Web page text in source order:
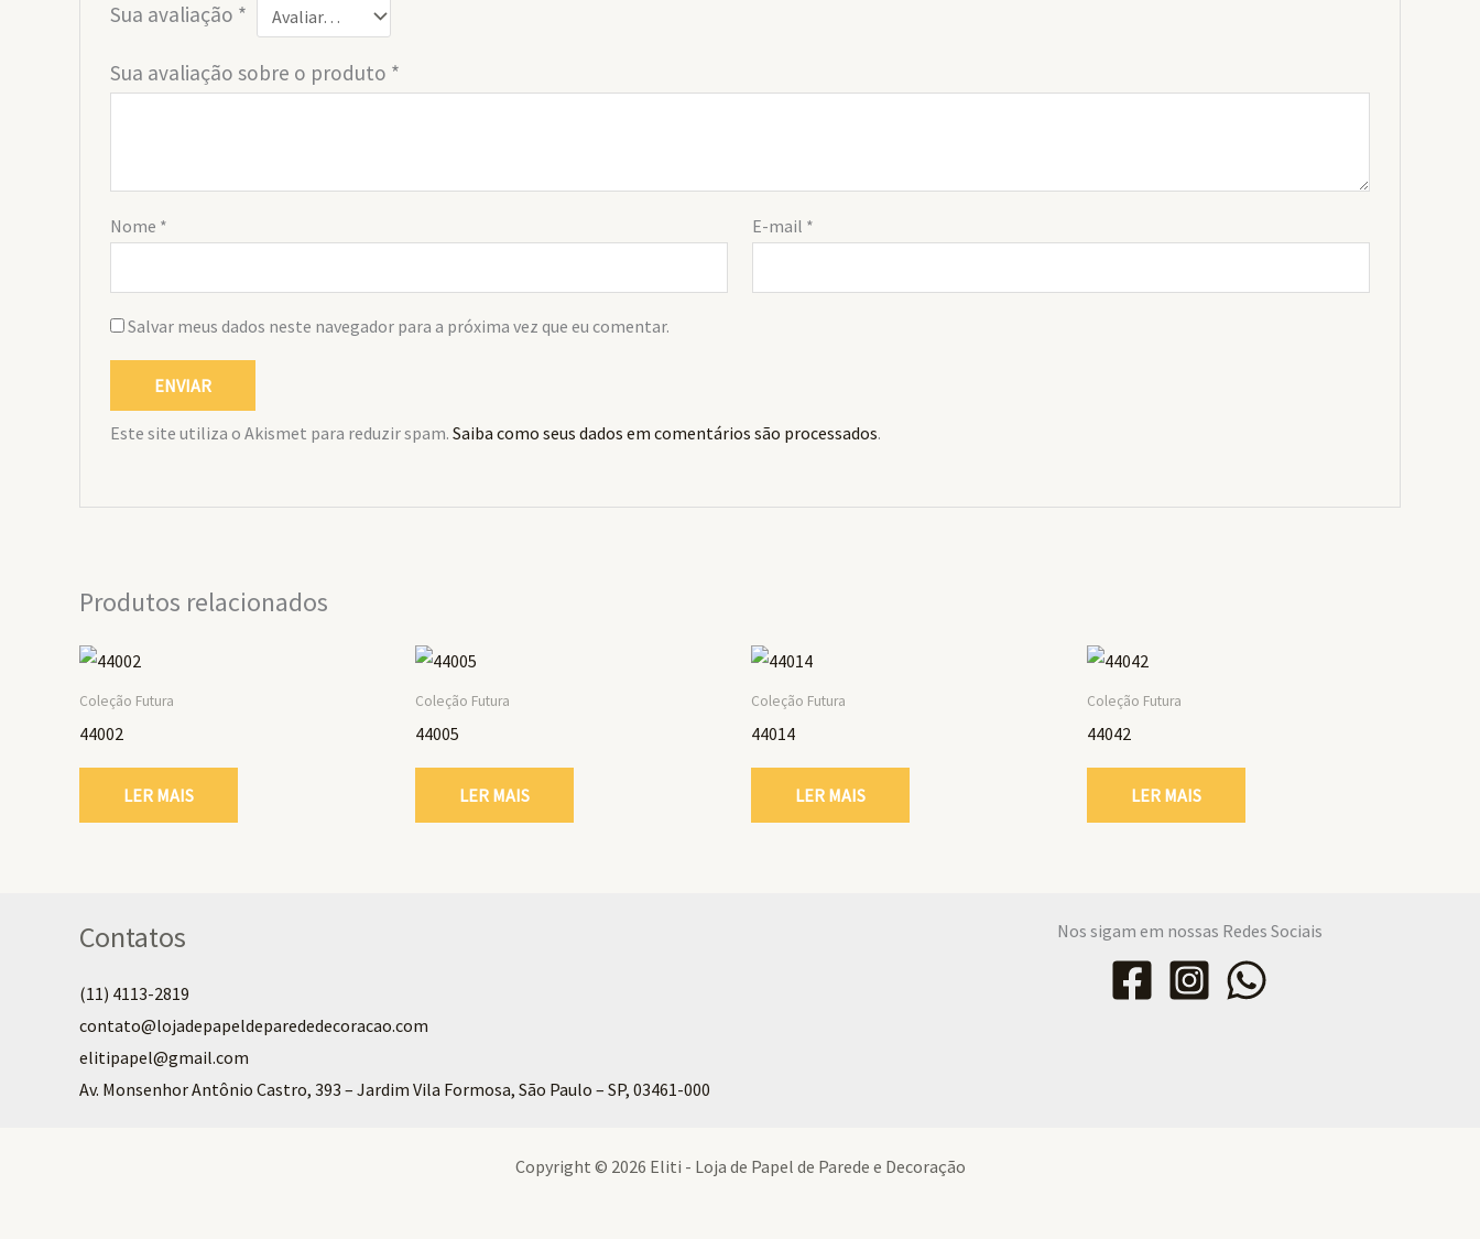
Sua avaliação *
Sua avaliação sobre o produto *
Nome * E-mail *
Salvar meus dados neste navegador para a próxima vez que eu comentar.
Este site utiliza o Akismet para reduzir spam. Saiba como seus dados em comentários são processados.
Produtos relacionados
Coleção Futura
44002
LER MAIS
Coleção Futura
44005
LER MAIS
Coleção Futura
44014
LER MAIS
Coleção Futura
44042
LER MAIS
Contatos
(11) 4113-2819
contato@lojadepapeldeparededecoracao.com
elitipapel@gmail.com​
Av. Monsenhor Antônio Castro, 393 – Jardim Vila Formosa, São Paulo – SP, 03461-000
Nos sigam em nossas Redes Sociais
Copyright © 2026 Eliti - Loja de Papel de Parede e Decoração